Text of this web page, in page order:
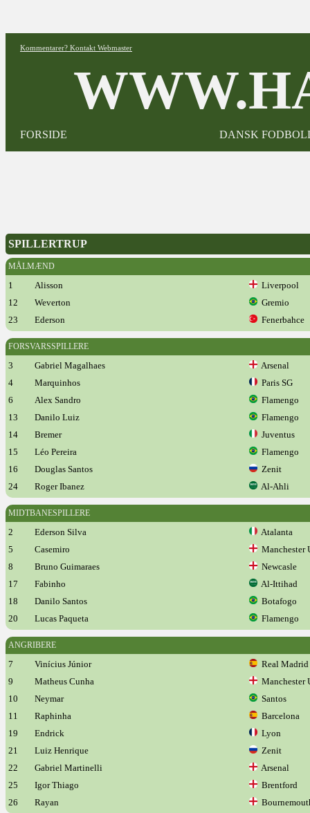
Kommentarer? Kontakt Webmaster
FORSIDE DANSK
SPILLERTRUP
MÅLMÆND
1 Alisson
Liverpool
12
Weverton
Gremio
23
Ederson Fenerbahce
FORSVARSSPILLERE
3 Gabriel Magalhaes
Arsenal
4
Marquinhos
Paris SG
6
Alex Sandro
Flamengo
13
Danilo Luiz
Flamengo
14
Bremer
Juventus
15
Léo Pereira
Flamengo
16
Douglas Santos
Zenit
24
Roger Ibanez Al-Ahli
MIDTBANESPILLERE
2 Ederson Silva
Atalanta
5
Casemiro
Manchester
8
Bruno Guimaraes
Newcasle
17
Fabinho
Al-Ittihad
18
Danilo Santos
Botafogo
20
Lucas Paqueta Flamengo
ANGRIBERE
7 Vinícius Júnior
Real Madrid
9
Matheus Cunha
Manchester
10
Neymar
Santos
11
Raphinha
Barcelona
19
Endrick
Lyon
21
Luiz Henrique
Zenit
22
Gabriel Martinelli
Arsenal
25
Igor Thiago
Brentford
26
Rayan